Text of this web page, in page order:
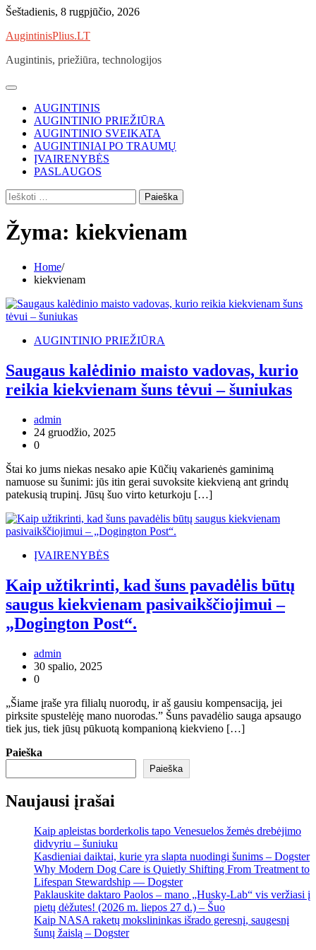
Skip
content
Šeštadienis, 8 rugpjūčio, 2026
AugintinisPlius.LT
Augintinis, priežiūra, technologijos
AUGINTINIS
AUGINTINIO PRIEŽIŪRA
AUGINTINIO SVEIKATA
AUGINTINIAI PO TRAUMŲ
ĮVAIRENYBĖS
PASLAUGOS
Ieškoti:
Žyma: kiekvienam
Home
kiekvienam
AUGINTINIO PRIEŽIŪRA
Saugaus kalėdinio maisto vadovas, kurio
reikia kiekvienam šuns tėvui – šuniukas
admin
24 gruodžio, 2025
0
Štai ko jums niekas nesako apie Kūčių vakarienės gaminimą
namuose su šunimi: jūs itin gerai suvoksite kiekvieną ant grindų
patekusią trupinį. Jūsų šuo virto keturkoju […]
ĮVAIRENYBĖS
Kaip užtikrinti, kad šuns pavadėlis būtų
saugus kiekvienam pasivaikščiojimui –
„Dogington Post“.
admin
30 spalio, 2025
0
„Šiame įraše yra filialų nuorodų, ir aš gausiu kompensaciją, jei
pirksite spustelėję mano nuorodas.” Šuns pavadėlio sauga apsaugo
tiek jus, tiek jūsų pūkuotą kompanioną kiekvieno […]
Paieška
Paieška
Naujausi įrašai
Kaip apleistas borderkolis tapo Venesuelos žemės drebėjimo
didvyriu – šuniuku
Kasdieniai daiktai, kurie yra slapta nuodingi šunims – Dogster
Why Modern Dog Care is Quietly Shifting From Treatment to
Lifespan Stewardship — Dogster
Paklauskite daktaro Paolos – mano „Husky-Lab“ vis veržiasi į
pietų dėžutes! (2026 m. liepos 27 d.) – Šuo
Kaip NASA raketų mokslininkas išrado geresnį, saugesnį
šunų žaislą – Dogster